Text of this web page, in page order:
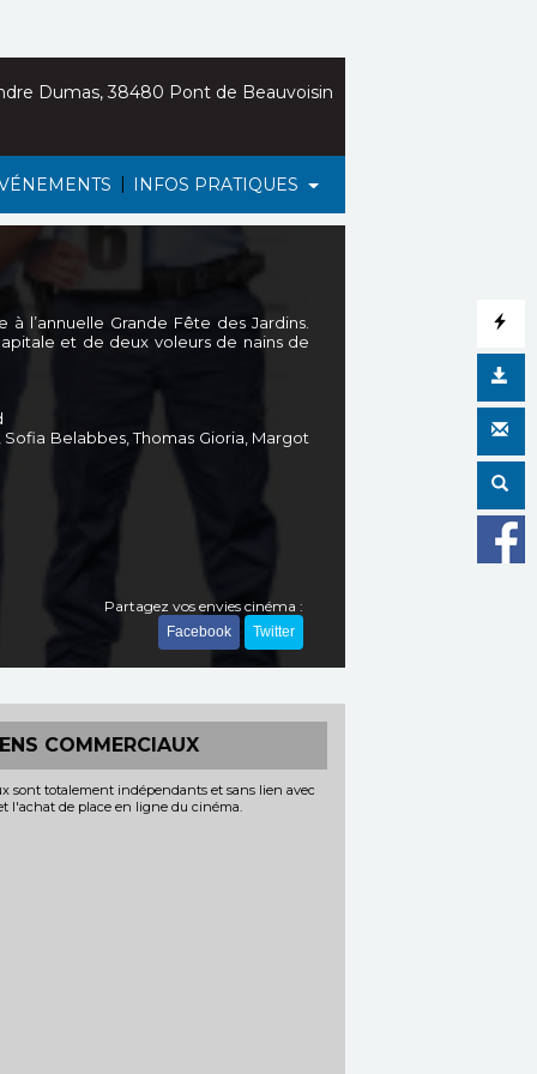
| INFOS PRATIQUES
Dumas, 38480 Pont de Beauvoisin
l’annuelle Grande Fête des Jardins.
et de deux voleurs de nains de
Belabbes, Thomas Gioria, Margot
Partagez vos envies cinéma :
Facebook Twitter
COMMERCIAUX
sont totalement indépendants et sans lien avec
l'achat de place en ligne du cinéma.